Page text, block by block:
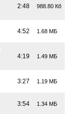
2:48 988.80 Кб
4:52 1.68 МБ
4:19 1.49 МБ
3:27 1.19 МБ
3:54 1.34 МБ